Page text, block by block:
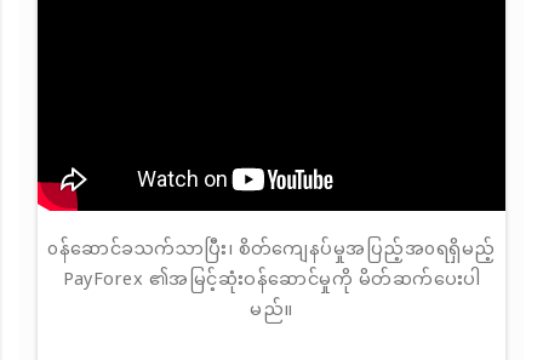
၀န်ဆောင်ခသက်သာပြီး၊ စိတ်ကျေနပ်မှုအပြည့်အ၀ရရှိမည့်
PayForex ၏အမြင့်ဆုံးဝန်ဆောင်မှုကို မိတ်ဆက်ပေးပါ
မည်။